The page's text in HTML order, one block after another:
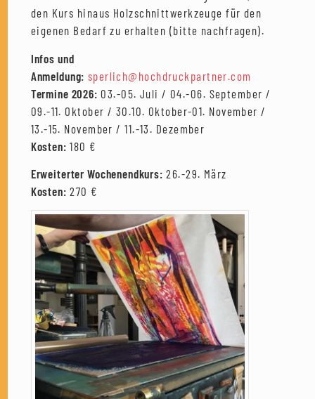
den Kurs hinaus Holzschnittwerkzeuge für den
eigenen Bedarf zu erhalten (bitte nachfragen).
Infos und
Anmeldung: sperlich@hochdruckpartner.com
Termine 2026: 03.-05. Juli / 04.-06. September /
09.-11. Oktober / 30.10. Oktober-01. November /
13.-15. November / 11.-13. Dezember
Kosten: 180 €
Erweiterter Wochenendkurs: 26.-29. März
Kosten: 270 €